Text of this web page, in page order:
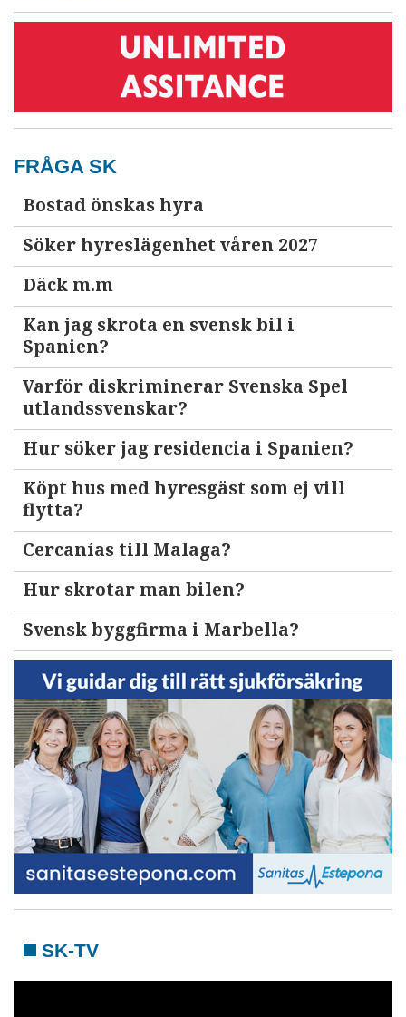
FRÅGA SK
Bostad önskas hyra
Söker hyreslägenhet våren 2027
Däck m.m
Kan jag skrota en svensk bil i
Spanien?
Varför diskriminerar Svenska Spel
utlandssvenskar?
Hur söker jag residencia i Spanien?
Köpt hus med hyresgäst som ej vill
flytta?
Cercanías till Malaga?
Hur skrotar man bilen?
Svensk byggfirma i Marbella?
SK-TV